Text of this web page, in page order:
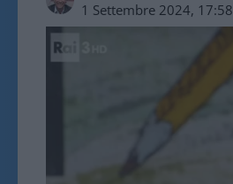
1 Settembre 2024, 17:58